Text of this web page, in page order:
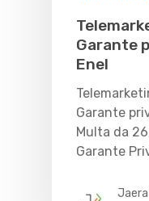
Garante
Enel
Garante
Multa da
Garante